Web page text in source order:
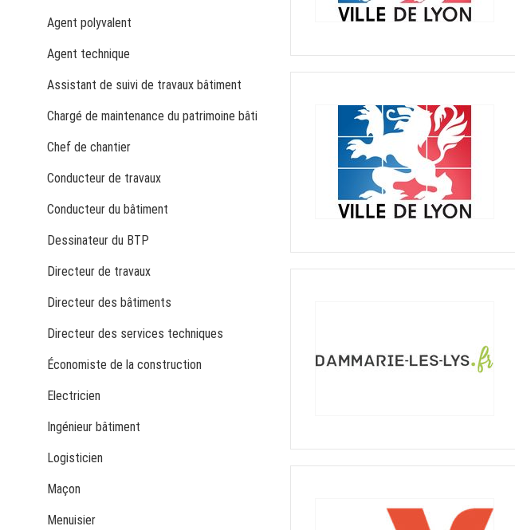
Agent polyvalent
Agent technique
Assistant de suivi de travaux bâtiment
Chargé de maintenance du patrimoine bâti
Chef de chantier
Conducteur de travaux
Conducteur du bâtiment
Dessinateur du BTP
Directeur de travaux
Directeur des bâtiments
Directeur des services techniques
Économiste de la construction
Electricien
Ingénieur bâtiment
Logisticien
Maçon
Menuisier